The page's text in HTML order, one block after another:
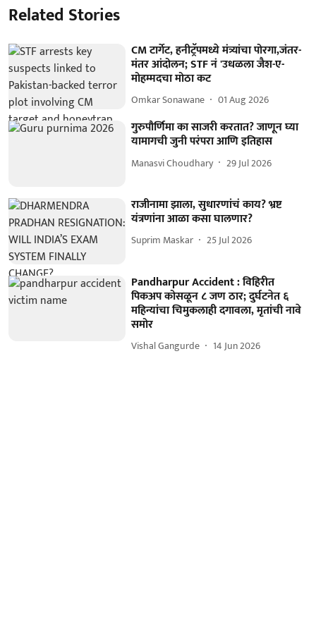
Related Stories
CM टार्गेट, हनीट्रॅपमध्ये मंत्र्यांचा पोरगा,जंतर-
मंतर आंदोलन; STF नं 'उधळला जैश-ए-
मोहम्मदचा मोठा कट
Omkar Sonawane 01 Aug 2026
गुरुपौर्णिमा का साजरी करतात? जाणून घ्या
यामागची जुनी परंपरा आणि इतिहास
Manasvi Choudhary 29 Jul 2026
राजीनामा झाला, सुधारणांचं काय? भ्रष्ट
यंत्रणांना आळा कसा घालणार?
Suprim Maskar 25 Jul 2026
Pandharpur Accident : विहिरीत
पिकअप कोसळून ८ जण ठार; दुर्घटनेत ६
महिन्यांचा चिमुकलाही दगावला, मृतांची नावे
समोर
Vishal Gangurde 14 Jun 2026